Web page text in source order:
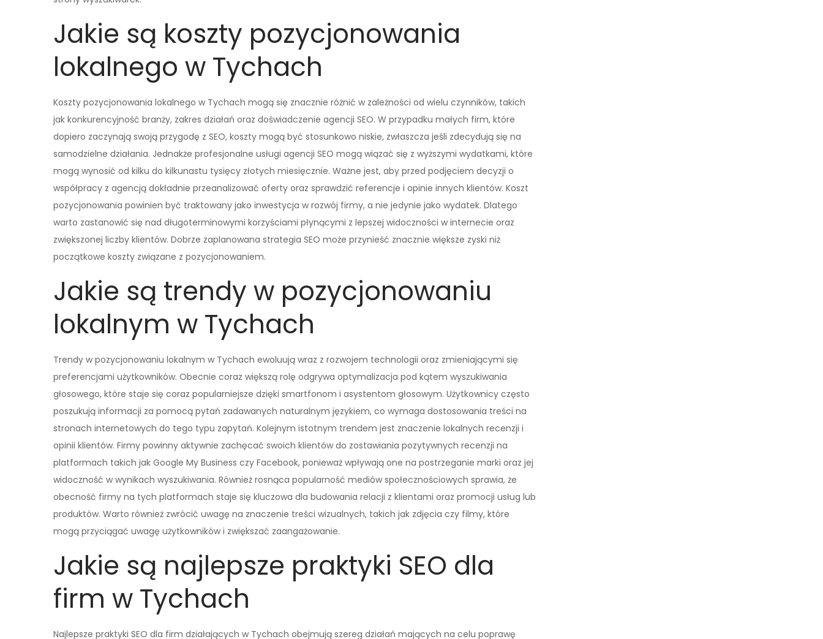
Jakie są koszty pozycjonowania
lokalnego w Tychach
Koszty pozycjonowania lokalnego w Tychach mogą się znacznie różnić w zależności od wielu czynników, takich
jak konkurencyjność branży, zakres działań oraz doświadczenie agencji SEO. W przypadku małych firm, które
dopiero zaczynają swoją przygodę z SEO, koszty mogą być stosunkowo niskie, zwłaszcza jeśli zdecydują się na
samodzielne działania. Jednakże profesjonalne usługi agencji SEO mogą wiązać się z wyższymi wydatkami, które
mogą wynosić od kilku do kilkunastu tysięcy złotych miesięcznie. Ważne jest, aby przed podjęciem decyzji o
współpracy z agencją dokładnie przeanalizować oferty oraz sprawdzić referencje i opinie innych klientów. Koszt
pozycjonowania powinien być traktowany jako inwestycja w rozwój firmy, a nie jedynie jako wydatek. Dlatego
warto zastanowić się nad długoterminowymi korzyściami płynącymi z lepszej widoczności w internecie oraz
zwiększonej liczby klientów. Dobrze zaplanowana strategia SEO może przynieść znacznie większe zyski niż
początkowe koszty związane z pozycjonowaniem.
Jakie są trendy w pozycjonowaniu
lokalnym w Tychach
Trendy w pozycjonowaniu lokalnym w Tychach ewoluują wraz z rozwojem technologii oraz zmieniającymi się
preferencjami użytkowników. Obecnie coraz większą rolę odgrywa optymalizacja pod kątem wyszukiwania
głosowego, które staje się coraz popularniejsze dzięki smartfonom i asystentom głosowym. Użytkownicy często
poszukują informacji za pomocą pytań zadawanych naturalnym językiem, co wymaga dostosowania treści na
stronach internetowych do tego typu zapytań. Kolejnym istotnym trendem jest znaczenie lokalnych recenzji i
opinii klientów. Firmy powinny aktywnie zachęcać swoich klientów do zostawiania pozytywnych recenzji na
platformach takich jak Google My Business czy Facebook, ponieważ wpływają one na postrzeganie marki oraz jej
widoczność w wynikach wyszukiwania. Również rosnąca popularność mediów społecznościowych sprawia, że
obecność firmy na tych platformach staje się kluczowa dla budowania relacji z klientami oraz promocji usług lub
produktów. Warto również zwrócić uwagę na znaczenie treści wizualnych, takich jak zdjęcia czy filmy, które
mogą przyciągać uwagę użytkowników i zwiększać zaangażowanie.
Jakie są najlepsze praktyki SEO dla
firm w Tychach
Najlepsze praktyki SEO dla firm działających w Tychach obejmują szereg działań mających na celu poprawę